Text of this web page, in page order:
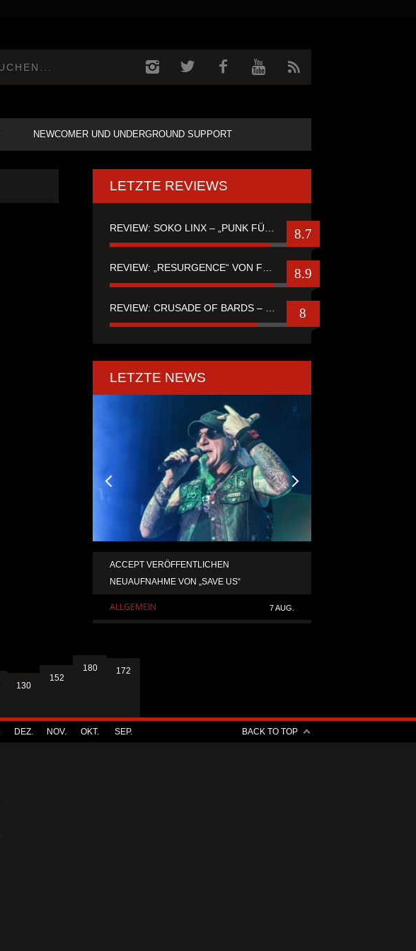
NEWCOMER UND UNDERGROUND SUPPORT
LETZTE REVIEWS
8.7
REVIEW: „RESURGENCE“ VON FUTURE PALACE 8.9
8
LETZTE NEWS
ACCEPT VERÖFFENTLICHEN
NEUAUFNAHME VON „SAVE US“
ALLGEMEIN 7 AUG.
130
DEZ.
152
NOV.
180
OKT.
172
SEP. BACK TO TOP